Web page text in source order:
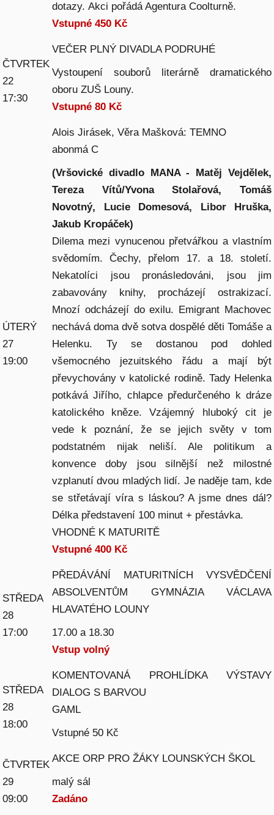
dotazy. Akci pořádá Agentura Coolturně.
Vstupné 450 Kč
ČTVRTEK
22
17:30
VEČER PLNÝ DIVADLA PODRUHÉ
Vystoupení souborů literárně dramatického
oboru ZUŠ Louny.
Vstupné 80 Kč
ÚTERÝ
27
19:00
Alois Jirásek, Věra Mašková: TEMNO
abonmá C
(Vršovické divadlo MANA - Matěj Vejdělek,
Tereza Vítů/Yvona Stolařová, Tomáš
Novotný, Lucie Domesová, Libor Hruška,
Jakub Kropáček)
Dilema mezi vynucenou přetvářkou a vlastním
svědomím. Čechy, přelom 17. a 18. století.
Nekatolíci jsou pronásledováni, jsou jim
zabavovány knihy, procházejí ostrakizací.
Mnozí odcházejí do exilu. Emigrant Machovec
nechává doma dvě sotva dospělé děti Tomáše a
Helenku. Ty se dostanou pod dohled
všemocného jezuitského řádu a mají být
převychovány v katolické rodině. Tady Helenka
potkává Jiřího, chlapce předurčeného k dráze
katolického kněze. Vzájemný hluboký cit je
vede k poznání, že se jejich světy v tom
podstatném nijak neliší. Ale politikum a
konvence doby jsou silnější než milostné
vzplanutí dvou mladých lidí. Je naděje tam, kde
se střetávají víra s láskou? A jsme dnes dál?
Délka představení 100 minut + přestávka.
VHODNÉ K MATURITĚ
Vstupné 400 Kč
STŘEDA
28
17:00
PŘEDÁVÁNÍ MATURITNÍCH VYSVĚDČENÍ
ABSOLVENTŮM GYMNÁZIA VÁCLAVA
HLAVATÉHO LOUNY
17.00 a 18.30
Vstup volný
STŘEDA
28
18:00
KOMENTOVANÁ PROHLÍDKA VÝSTAVY
DIALOG S BARVOU
GAML
Vstupné 50 Kč
ČTVRTEK
29
09:00
AKCE ORP PRO ŽÁKY LOUNSKÝCH ŠKOL
malý sál
Zadáno